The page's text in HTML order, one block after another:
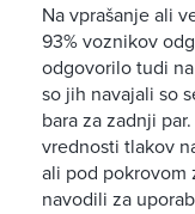
Na vprašanje ali
93% voznikov
odgovorilo tudi
so jih navajali so
bara za zadnji
vrednosti tlakov
ali pod pokrovom
navodili za